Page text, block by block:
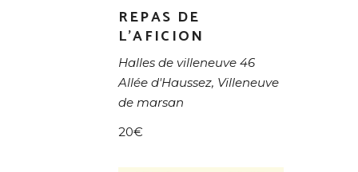
T
REPAS DE
L’AFICION
Halles de villeneuve 46
Allée d'Haussez, Villeneuve
de marsan
20€